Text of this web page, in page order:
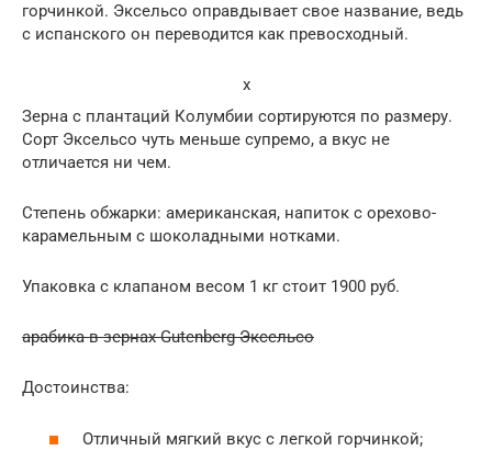
горчинкой. Эксельсо оправдывает свое название, ведь
с испанского он переводится как превосходный.
x
Зерна с плантаций Колумбии сортируются по размеру.
Сорт Эксельсо чуть меньше супремо, а вкус не
отличается ни чем.
Степень обжарки: американская, напиток с орехово-
карамельным с шоколадными нотками.
Упаковка с клапаном весом 1 кг стоит 1900 руб.
арабика в зернах Gutenberg Эксельсо
Достоинства:
Отличный мягкий вкус с легкой горчинкой;